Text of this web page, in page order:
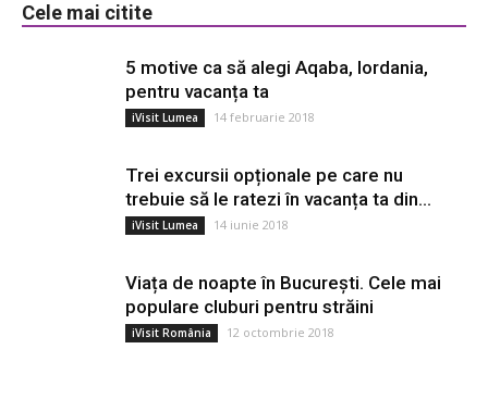
Cele mai citite
5 motive ca să alegi Aqaba, Iordania,
pentru vacanța ta
iVisit Lumea 14 februarie 2018
Trei excursii opționale pe care nu
trebuie să le ratezi în vacanța ta din...
iVisit Lumea 14 iunie 2018
Viața de noapte în București. Cele mai
populare cluburi pentru străini
iVisit România 12 octombrie 2018